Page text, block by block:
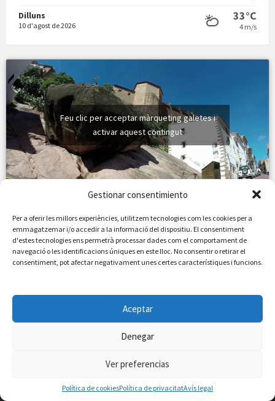
Gestionar consentimiento
Per a oferir les millors experiències, utilitzem tecnologies com les cookies per a
emmagatzemar i/o accedir a la informació del dispositiu. El consentiment
d'estes tecnologies ens permetrà processar dades com el comportament de
navegació o les identificacions úniques en este lloc. No consentir o retirar el
consentiment, pot afectar negativament unes certes característiques i funcions.
Aceptar
Denegar
Ver preferencias
Política de cookiesPolítica de privacitatAvís legal
Dissabte
8 d'agost de 2026
32°C
4 m/s
33°C
Dilluns
10 d'agost de 2026
Feu clic per acceptar màrqueting galetes i
activar aquest contingut